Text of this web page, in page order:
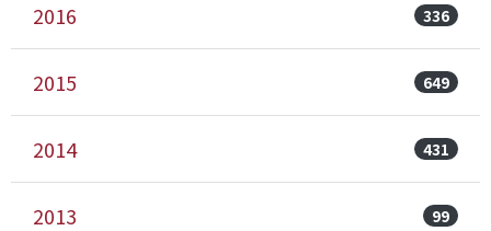
2016 336
2015 649
2014 431
2013 99